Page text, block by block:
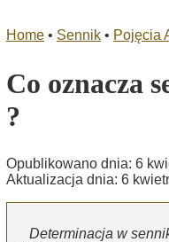
Home • Sennik • Pojęcia
Co oznacza
?
Opublikowano dnia: 6
Aktualizacja dnia: 6
Determinacja w